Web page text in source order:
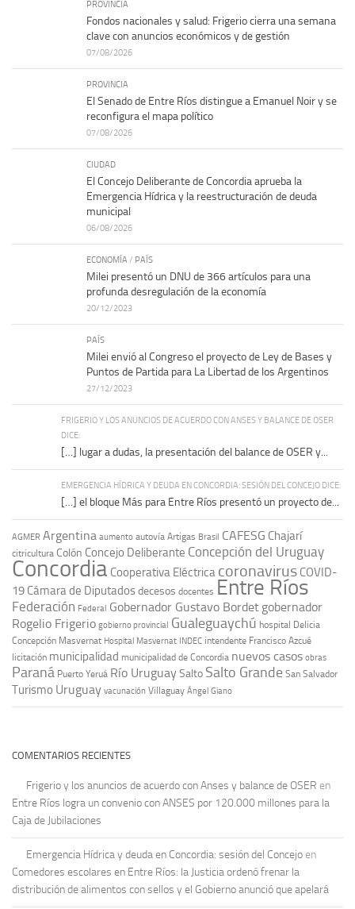
PROVINCIA
Fondos nacionales y salud: Frigerio cierra una semana
clave con anuncios económicos y de gestión
07/08/2026
PROVINCIA
El Senado de Entre Ríos distingue a Emanuel Noir y se
reconfigura el mapa político
07/08/2026
CIUDAD
El Concejo Deliberante de Concordia aprueba la
Emergencia Hídrica y la reestructuración de deuda
municipal
06/08/2026
ECONOMÍA / PAÍS
Milei presentó un DNU de 366 artículos para una
profunda desregulación de la economía
20/12/2023
PAÍS
Milei envió al Congreso el proyecto de Ley de Bases y
Puntos de Partida para La Libertad de los Argentinos
27/12/2023
FRIGERIO Y LOS ANUNCIOS DE ACUERDO CON ANSES Y BALANCE DE OSER
DICE:
[…] lugar a dudas, la presentación del balance de OSER y...
EMERGENCIA HÍDRICA Y DEUDA EN CONCORDIA: SESIÓN DEL CONCEJO DICE:
[…] el bloque Más para Entre Ríos presentó un proyecto de...
AGMER Argentina aumento autovía Artigas Brasil CAFESG Chajarí
citricultura Colón Concejo Deliberante Concepción del Uruguay
Concordia Cooperativa Eléctrica coronavirus COVID-
19 Cámara de Diputadosdecesos docentes Entre Ríos
Federación Federal Gobernador Gustavo Bordet gobernador
Rogelio Frigerio gobierno provincial Gualeguaychú hospital Delicia
Concepción Masvernat Hospital Masvernat INDEC intendente Francisco Azcué
licitación municipalidad municipalidad de Concordia nuevos casos obras
Paraná Puerto Yeruá Río UruguaySalto Salto Grande San Salvador
Turismo Uruguay vacunación Villaguay Ángel Giano
COMENTARIOS RECIENTES
Frigerio y los anuncios de acuerdo con Anses y balance de OSER en
Entre Ríos logra un convenio con ANSES por 120.000 millones para la
Caja de Jubilaciones
Emergencia Hídrica y deuda en Concordia: sesión del Concejo en
Comedores escolares en Entre Ríos: la Justicia ordenó frenar la
distribución de alimentos con sellos y el Gobierno anunció que apelará